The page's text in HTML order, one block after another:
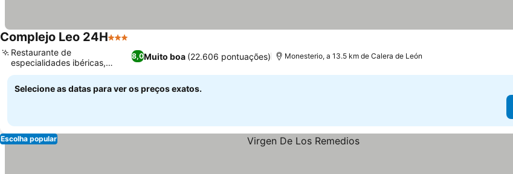
Complejo Leo 24H3 Estrelas
8,0Muito boa (22.606 pontuações)
Restaurante de
especialidades ibéricas,
Academia no local
Monesterio, a 13.5 km de Calera de León
Selecione as datas para ver os preços exatos.
Escolha popular